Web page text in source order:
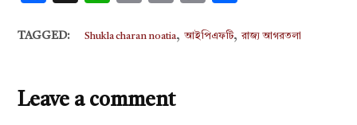
TAGGED: Shukla charan noatia,আইপিএফটি,রাজ্য আগরতলা
Leave a comment